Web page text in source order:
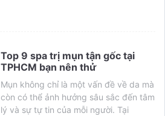
Top 9 spa trị mụn tận gốc tại
TPHCM bạn nên thử
Mụn không chỉ là một vấn đề về da mà
còn có thể ảnh hưởng sâu sắc đến tâm
lý và sự tự tin của mỗi người. Tại